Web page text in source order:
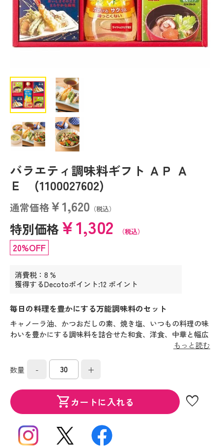
バラエティ調味料ギフト ＡＰ Ａ
Ｅ (1100027602)
通常価格￥1,620 （税込）
特別価格￥1,302 （税込）
20%OFF
消費税：8 %
獲得するDecotoポイント:12 ポイント
毎日の料理を豊かにする万能調味料のセット
キャノーラ油、かつおだしの素、焼き塩、いつもの料理の味
わいを豊かにする調味料を詰合せた和食、洋食、中華と幅広
もっと読む
数量 - +
shopping_cartカートに入れる favorite